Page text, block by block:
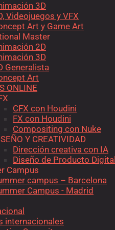
3D
Videojuegos y VFX
Art y Game Art
Master
2D
3D
Generalista
Art
ONLINE
CFX con Houdini
FX con Houdini
Compositing con Nuke
Y CREATIVIDAD
Dirección creativa con IA
Diseño de Producto
Campus
campus – Barcelona
Campus - Madrid
internacionales